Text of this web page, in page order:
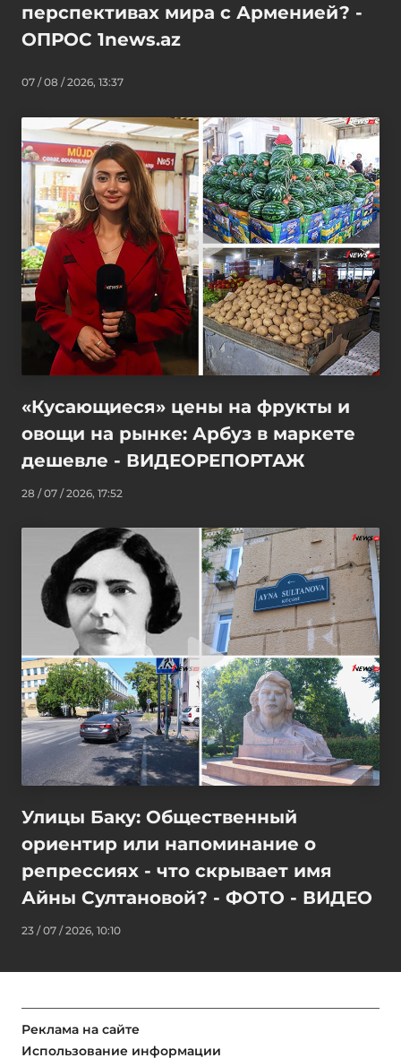
перспективах мира с Арменией? -
ОПРОС 1news.az
07 / 08 / 2026, 13:37
«Кусающиеся» цены на фрукты и
овощи на рынке: Арбуз в маркете
дешевле - ВИДЕОРЕПОРТАЖ
28 / 07 / 2026, 17:52
Улицы Баку: Общественный
ориентир или напоминание о
репрессиях - что скрывает имя
Айны Султановой? - ФОТО - ВИДЕО
23 / 07 / 2026, 10:10
Реклама на сайте
Использование информации